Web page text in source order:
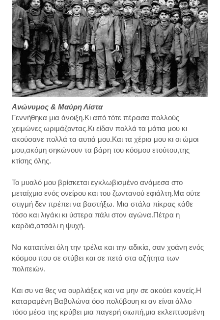
Ανώνυμος & Μαύρη Λίστα
Γεννήθηκα μια άνοιξη.Κι από τότε πέρασα πολλούς
χειμώνες ωριμάζοντας.Κι είδαν πολλά τα μάτια μου κι
ακούσανε πολλά τα αυτιά μου.Και τα χέρια μου κι οι ώμοι
μου,ακόμη σηκώνουν τα βάρη του κόσμου ετούτου,της
κτίσης όλης.
Το μυαλό μου βρίσκεται εγκλωβισμένο ανάμεσα στο
μεταίχμιο ενός ονείρου και του ζωντανού εφιάλτη.Μα ούτε
στιγμή δεν πρέπει να βαστήξω. Μια στάλα πίκρας κάθε
τόσο και λιγάκι κι ύστερα πάλι στον αγώνα.Πέτρα η
καρδιά,ατσάλι η ψυχή.
Να καταπίνει όλη την τρέλα και την αδικία, σαν χοάνη ενός
κόσμου που σε στύβει και σε πετά στα αζήτητα των
πολιτειών.
Και συ να θες να ουρλιάξεις και να μην σε ακούει κανείς.Η
καταραμένη Βαβυλώνα όσο πολύβουη κι αν είναι άλλο
τόσο μέσα της κρύβει μια παγερή σιωπή,μια εκλεπτυσμένη